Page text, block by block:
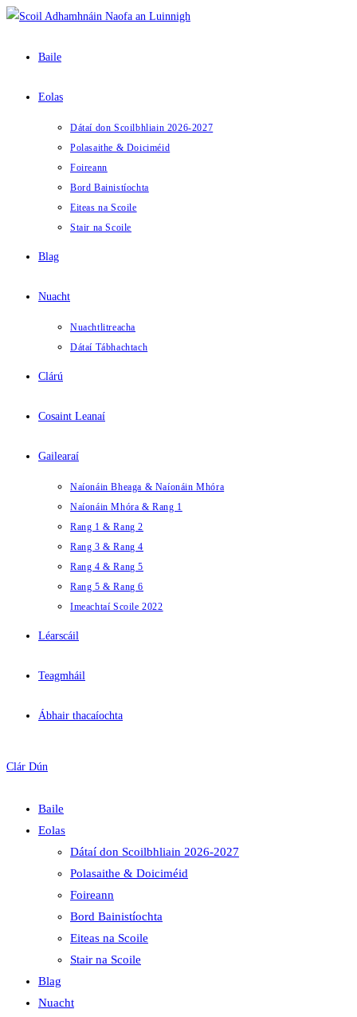
Skip
content Baile
Eolas
Dátaí don Scoilbhliain 2026-2027
Polasaithe & Doiciméid
Foireann
Bord Bainistíochta
Eiteas na Scoile
Stair na Scoile
Blag
Nuacht
Nuachtlitreacha
Dátaí Tábhachtach
Clárú
Cosaint Leanaí
Gailearaí
Naíonáin Bheaga & Naíonáin Mhóra
Naíonáin Mhóra & Rang 1
Rang 1 & Rang 2
Rang 3 & Rang 4
Rang 4 & Rang 5
Rang 5 & Rang 6
Imeachtaí Scoile 2022
Léarscáil
Teagmháil
Ábhair thacaíochta
Clár Dún
Baile
Eolas
Dátaí don Scoilbhliain 2026-2027
Polasaithe & Doiciméid
Foireann
Bord Bainistíochta
Eiteas na Scoile
Stair na Scoile
Blag
Nuacht